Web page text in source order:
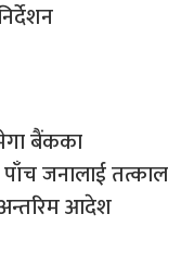
बैंकका
जनालाई तत्काल
अन्तरिम आदेश